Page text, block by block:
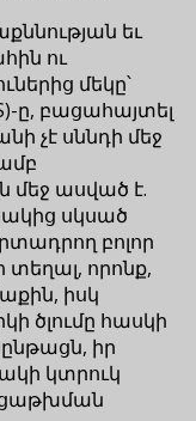
եւ
ու
մեկը՝
ը, բացահայտել
չէ սննդի մեջ
ասված է.
սկսած
բոլոր
տեղալ, որոնք,
իսկ
ծլումը հասկի
իր
կտրուկ